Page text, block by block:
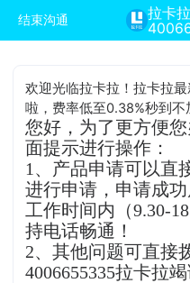
结束沟通
拉卡
欢迎光临拉卡拉！拉卡拉
啦，费率低至0.38%秒到不
您好，为了更方便
面提示进行操作：
1、产品申请可以直
进行申请，申请成
工作时间内（9.30-
持电话畅通！
2、其他问题可直接
4006655335拉卡拉